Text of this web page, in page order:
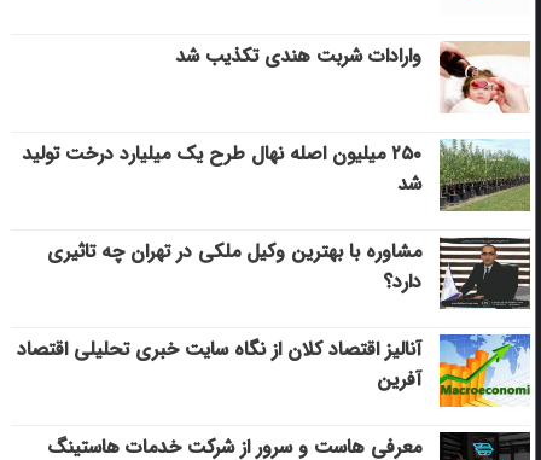
وارادات شربت هندی تکذیب شد
۲۵۰ میلیون اصله نهال طرح یک میلیارد درخت تولید
شد
مشاوره با بهترین وکیل ملکی در تهران چه تاثیری
دارد؟
آنالیز اقتصاد کلان از نگاه سایت خبری تحلیلی اقتصاد
آفرین
معرفی هاست و سرور از شرکت خدمات هاستینگ